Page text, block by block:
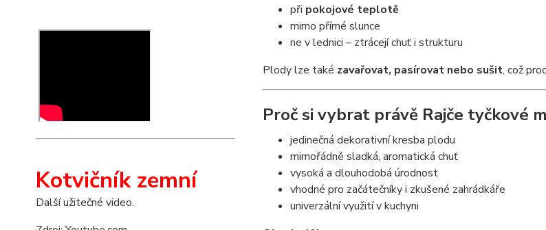
Kotvičník zemní
Další užitečné video.
při pokojové teplotě
mimo přímé slunce
ne v lednici – ztrácejí chuť i strukturu
Plody lze také zavařovat, pasírovat nebo sušit, což
Proč si vybrat právě Rajče tyčkové
jedinečná dekorativní kresba plodu
mimořádně sladká, aromatická chuť
vysoká a dlouhodobá úrodnost
vhodné pro začátečníky i zkušené zahrádkáře
univerzální využití v kuchyni